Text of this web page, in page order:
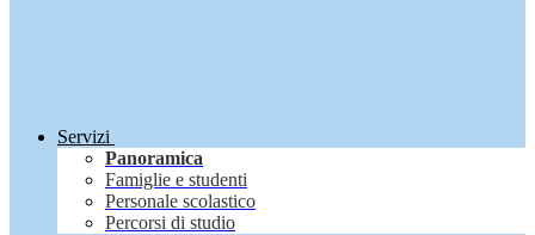
Servizi
Panoramica
Famiglie e studenti
Personale scolastico
Percorsi di studio